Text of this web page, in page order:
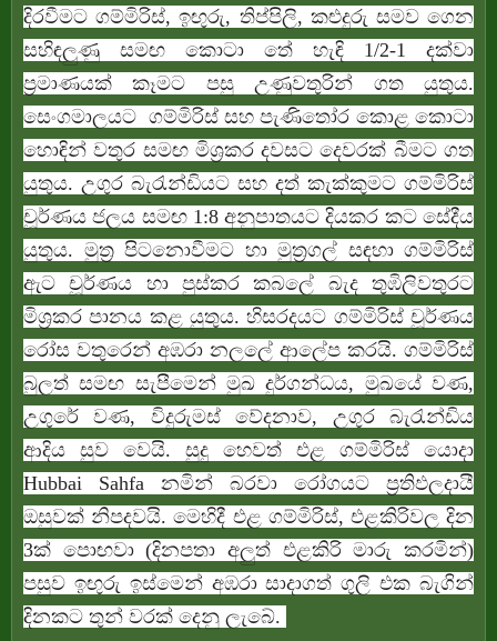
දිරවීමට ගම්මිරිස්, ඉඟුරු, තිප්පිලි, කළුදුරු සමව ගෙන
සහිඳලුණු සමඟ කොටා තේ හැඳි 1/2-1 දක්වා
ප්‍රමාණයක් කෑමට පසු උණුවතුරින් ගත යුතුය.
සෙංගමාලයට ගම්මිරිස් සහ පැණිතෝර කොළ කොටා
හොඳින් වතුර සමඟ මිශ්‍රකර දවසට දෙවරක් බීමට ගත
යුතුය. උගුර බැරැන්ඩියට සහ දත් කැක්කුමට ගම්මිරිස්
චූර්ණය ජලය සමඟ 1:8 අනුපාතයට දියකර කට සේදීය
යුතුය. මුත්‍ර පිටනොවීමට හා මුත්‍රගල් සඳහා ගම්මිරිස්
ඇට චූර්ණය හා පුස්කර කබලේ බැද තුඹිලිවතුරට
මිශ්‍රකර පානය කළ යුතුය. හිසරදයට ගම්මිරිස් චූර්ණය
රෝස වතුරෙන් අඹරා නලලේ ආලේප කරයි. ගම්මිරිස්
බුලත් සමඟ සැපීමෙන් මුඛ දුර්ගන්ධය, මුඛයේ වණ,
උගුරේ වණ, විදුරුමස් වේදනාව, උගුර බැරැන්ඩිය
ආදිය සුව වෙයි. සුදු හෙවත් එළ ගම්මිරිස් යොදා
Hubbai Sahfa නමින් බරවා රෝගයට ප්‍රතිඵලදායී
ඔසුවක් නිපදවයි. මෙහිදී එළ ගම්මිරිස්, එළකිරිවල දින
3ක් පොඟවා (දිනපතා අලුත් එළකිරි මාරු කරමින්)
පසුව ඉඟුරු ඉස්මෙන් අඹරා සාදාගත් ගුලි එක බැගින්
දිනකට තුන් වරක් දෙනු ලැබේ.